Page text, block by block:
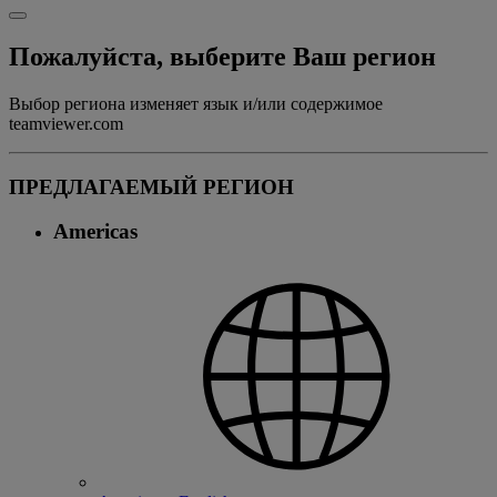
Пожалуйста, выберите Ваш регион
Выбор региона изменяет язык и/или содержимое
teamviewer.com
ПРЕДЛАГАЕМЫЙ РЕГИОН
Americas